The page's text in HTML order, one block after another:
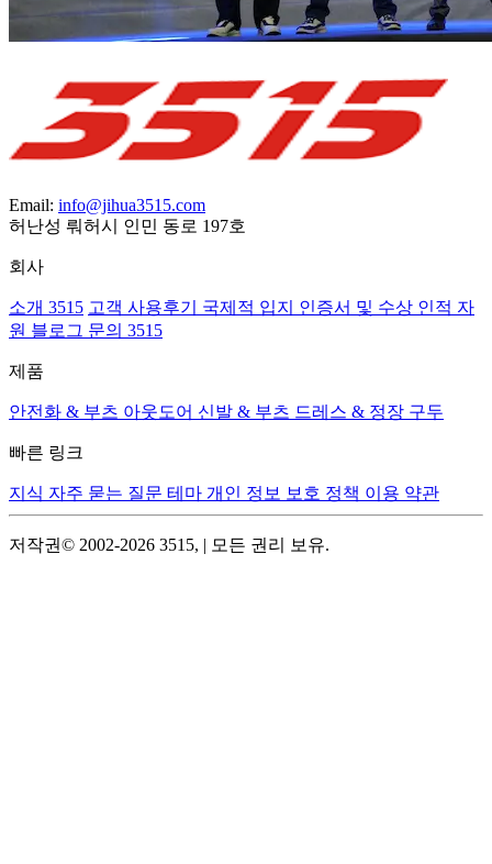
Email: info@jihua3515.com
허난성 뤄허시 인민 동로 197호
회사
소개 3515 고객 사용후기 국제적 입지 인증서 및 수상 인적 자
원 블로그 문의 3515
제품
안전화 & 부츠 아웃도어 신발 & 부츠 드레스 & 정장 구두
빠른 링크
지식 자주 묻는 질문 테마 개인 정보 보호 정책 이용 약관
저작권© 2002-2026 3515, | 모든 권리 보유.